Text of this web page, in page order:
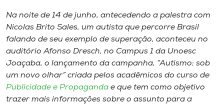
Unoesc
Store
Selecione
Na noite de 14 de junho, antecedendo a palestra com
Nicolas Brito Sales, um autista que percorre Brasil
falando de seu exemplo de superação, aconteceu no
auditório Afonso Dresch, no Campus 1 da Unoesc
Joaçaba, o lançamento da campanha, “Autismo: sob
um novo olhar” criada pelos acadêmicos do curso de
Publicidade e Propaganda e que tem como objetivo
trazer mais informações sobre o assunto para a